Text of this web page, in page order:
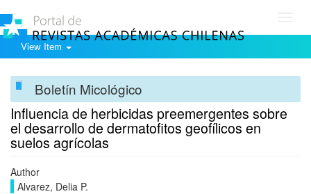
View Item
Boletín Micológico
Influencia de herbicidas preemergentes sobre
el desarrollo de dermatofitos geofílicos en
suelos agrícolas
Author
Alvarez, Delia P.